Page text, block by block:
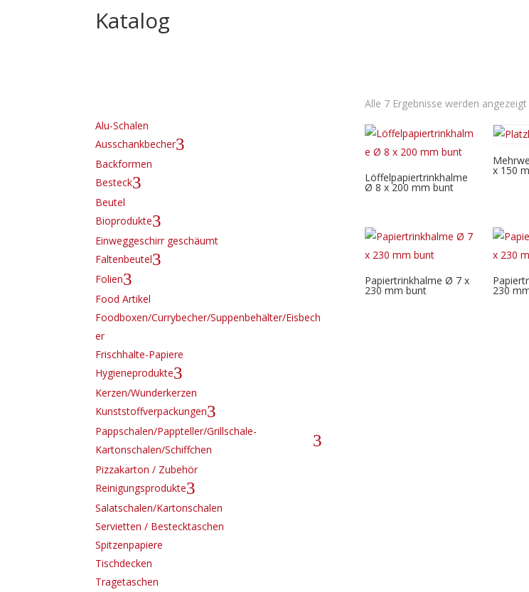
Katalog
Alu-Schalen
Ausschankbecher3
Backformen
Besteck3
Beutel
Bioprodukte3
Einweggeschirr geschäumt
Faltenbeutel3
Folien3
Food Artikel
Foodboxen/Currybecher/Suppenbehälter/Eisbech
er
Frischhalte-Papiere
Hygieneprodukte3
Kerzen/Wunderkerzen
Kunststoffverpackungen3
Pappschalen/Pappteller/Grillschale-
Kartonschalen/Schiffchen
3
Pizzakarton / Zubehör
Reinigungsprodukte3
Salatschalen/Kartonschalen
Servietten / Bestecktaschen
Spitzenpapiere
Tischdecken
Tragetaschen
Alle 7 Ergebnisse werden angezeigt
Löffelpapiertrinkhalme
Ø 8 x 200 mm bunt
x 150
Papiertrinkhalme Ø 7 x
230 mm bunt 230